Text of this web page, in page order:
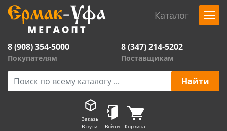
Каталог
8 (908) 354-5000
Покупателям
8 (347) 214-5202
Поставщикам
Заказы
В пути
Войти Корзина